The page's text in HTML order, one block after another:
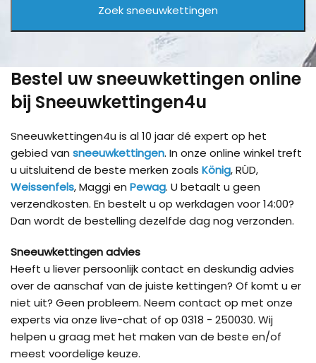
Bestel uw sneeuwkettingen online
bij Sneeuwkettingen4u
Sneeuwkettingen4u is al 10 jaar dé expert op het
gebied van sneeuwkettingen. In onze online winkel treft
u uitsluitend de beste merken zoals König, RÜD,
Weissenfels, Maggi en Pewag. U betaalt u geen
verzendkosten. En bestelt u op werkdagen voor 14:00?
Dan wordt de bestelling dezelfde dag nog verzonden.
Sneeuwkettingen advies
Heeft u liever persoonlijk contact en deskundig advies
over de aanschaf van de juiste kettingen? Of komt u er
niet uit? Geen probleem. Neem contact op met onze
experts via onze live-chat of op 0318 - 250030. Wij
helpen u graag met het maken van de beste en/of
meest voordelige keuze.